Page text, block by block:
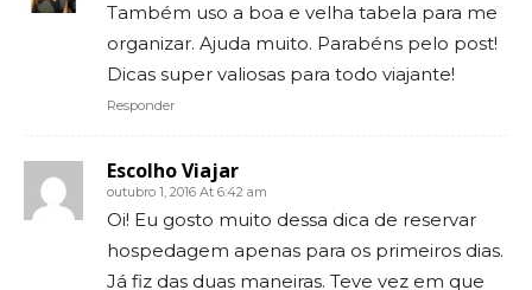
Também uso a boa e velha tabela para me
organizar. Ajuda muito. Parabéns pelo post!
Dicas super valiosas para todo viajante!
Responder
Escolho Viajar
outubro 1, 2016 At 6:42 am
Oi! Eu gosto muito dessa dica de reservar
hospedagem apenas para os primeiros dias.
Já fiz das duas maneiras. Teve vez em que